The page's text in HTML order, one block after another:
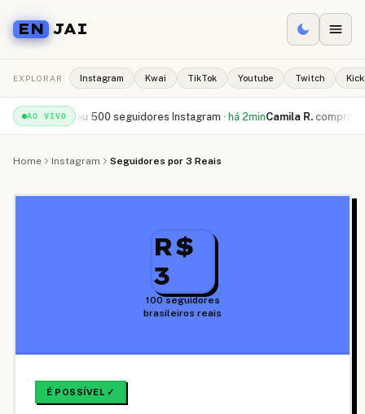
EN JAI
EXPLORAR Instagram Kwai TikTok Youtube Twitch Kick
AO VIVO
recebeu 500 seguidores Instagram ·há 2minCamila R. comprou 10.000
Home Instagram Seguidores por 3 Reais
R$
3
100 seguidores
brasileiros reais
É POSSÍVEL ✓